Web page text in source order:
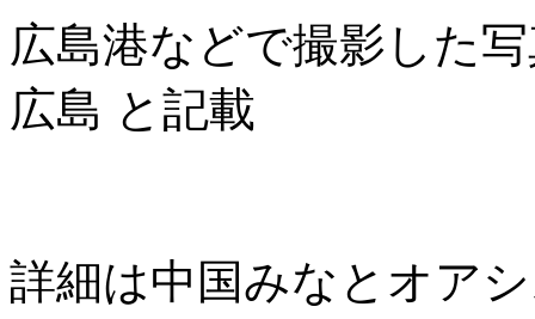
広島港などで撮影した
広島 と記載
詳細は中国みなとオア